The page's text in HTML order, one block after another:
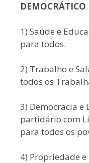
DEMOCRÁTICO
1) Saúde e
para todos.
2) Trabalho e
todos os
3) Democracia
partidário com
para todos os
4) Propriedade